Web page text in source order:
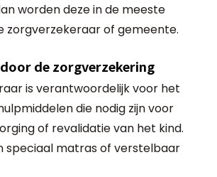
worden deze in de meeste
zorgverzekeraar of gemeente.
de zorgverzekering
is verantwoordelijk voor het
die nodig zijn voor
of revalidatie van het kind.
speciaal matras of verstelbaar